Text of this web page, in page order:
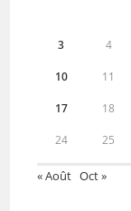
3 4
10 11
17 18
24 25
« Août Oct »